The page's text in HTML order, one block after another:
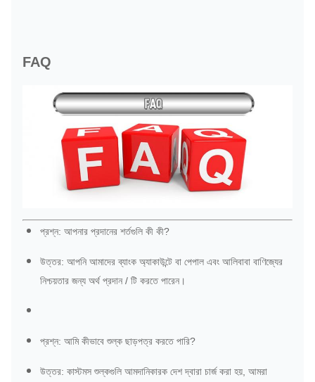
FAQ
প্রশ্ন: আপনার প্রদানের শর্তগুলি কী কী?
উত্তর: আপনি আমাদের ব্যাংক অ্যাকাউন্টে বা পেপাল এবং আলিবাবা বাণিজ্যের
নিশ্চয়তার জন্য অর্থ প্রদান / টি করতে পারেন।
প্রশ্ন: আমি কীভাবে শুল্ক ছাড়পত্র করতে পারি?
উত্তর: কাস্টমস শুল্কগুলি আমদানিকারক দেশ দ্বারা চার্জ করা হয়, আমরা